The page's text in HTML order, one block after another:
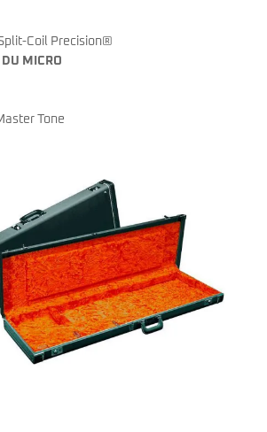
Coil Precision®
MICRO
Tone